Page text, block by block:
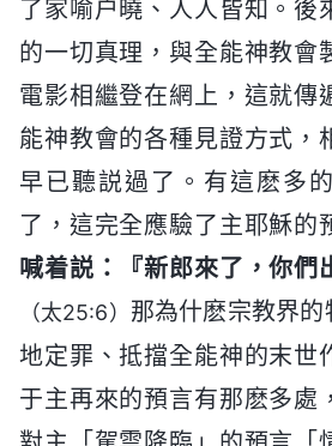
了家喻户曉、人人皆知。後
的一切真理，與全能神教會
電影相繼登在網上，這就傳
能神教會的各種見證方式，
早已聽説過了。有這麽多
了，這完全應驗了主耶穌的
喊着説：『新郎來了，你們
（太25:6） 那為什麽宗教界
地定罪、抵擋全能神的末世
于主再來的預言有那麽多處